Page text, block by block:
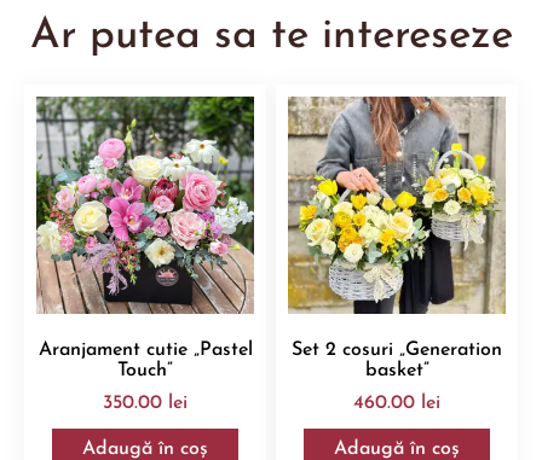
Ar putea sa te intereseze
Aranjament cutie „Pastel
Touch”
350.00 lei
Adaugă în coș
Set 2 cosuri „Generation
basket”
460.00 lei
Adaugă în coș